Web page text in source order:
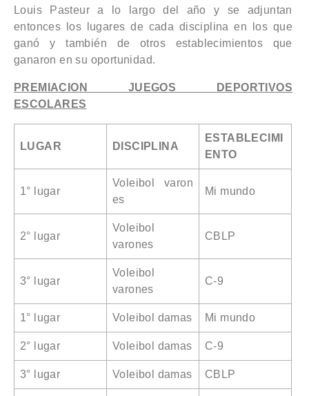
Louis Pasteur a lo largo del año y se adjuntan
entonces los lugares de cada disciplina en los que
ganó y también de otros establecimientos que
ganaron en su oportunidad.
PREMIACION JUEGOS DEPORTIVOS
ESCOLARES
LUGAR DISCIPLINA
ESTABLECIMI
ENTO
1° lugar
Voleibol varon
es
Mi mundo
2° lugar
Voleibol
varones
CBLP
3° lugar
Voleibol
varones
C-9
1° lugar Voleibol damas Mi mundo
2° lugar Voleibol damas C-9
3° lugar Voleibol damas CBLP